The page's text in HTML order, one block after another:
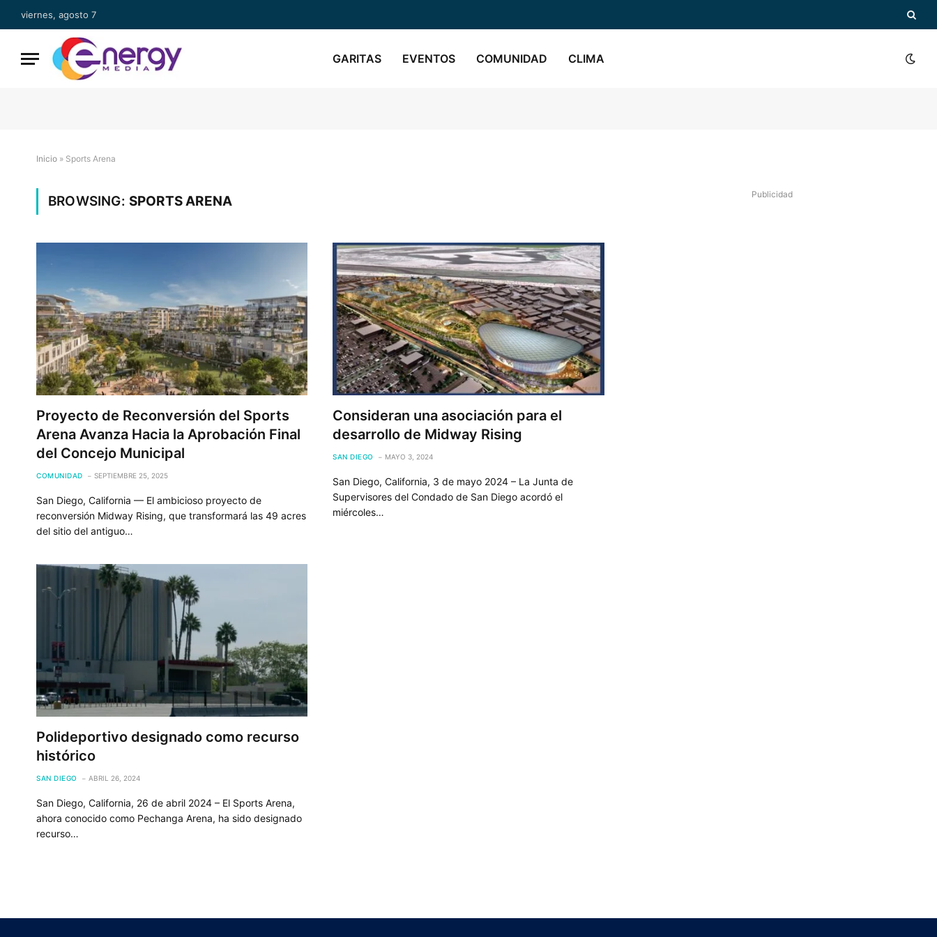
viernes, agosto 7
GARITAS EVENTOS COMUNIDAD CLIMA
Inicio » Sports Arena
BROWSING: SPORTS ARENA
Proyecto de Reconversión del Sports
Arena Avanza Hacia la Aprobación Final
del Concejo Municipal
COMUNIDAD SEPTIEMBRE 25, 2025
San Diego, California — El ambicioso proyecto de
reconversión Midway Rising, que transformará las 49 acres
del sitio del antiguo…
Consideran una asociación para el
desarrollo de Midway Rising
SAN DIEGO MAYO 3, 2024
San Diego, California, 3 de mayo 2024 – La Junta de
Supervisores del Condado de San Diego acordó el
miércoles…
Polideportivo designado como recurso
histórico
SAN DIEGO ABRIL 26, 2024
San Diego, California, 26 de abril 2024 – El Sports Arena,
ahora conocido como Pechanga Arena, ha sido designado
recurso…
Publicidad